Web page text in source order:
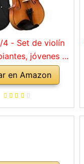
4 - Set de violín
jóvenes y
macizo con
cuerdas de
soporte para
abeto natural
en Amazon